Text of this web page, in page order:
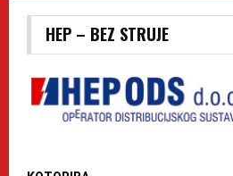
HEP – BEZ STRUJE